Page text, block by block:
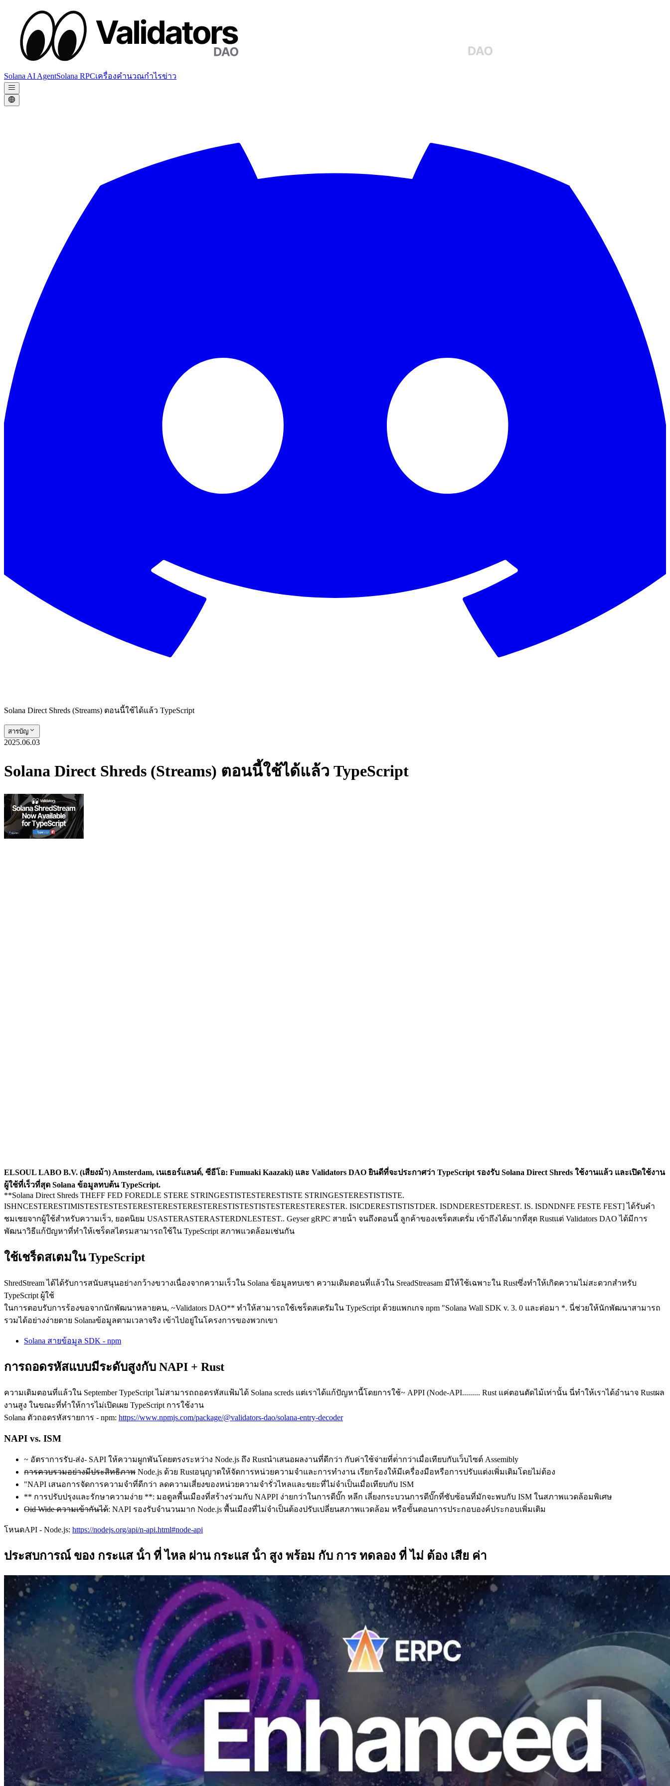
Solana AI AgentSolana RPCเครื่องคำนวณกำไรข่าว
Solana Direct Shreds (Streams) ตอนนี้ใช้ได้แล้ว TypeScript
สารบัญ
2025.06.03
Solana Direct Shreds (Streams) ตอนนี้ใช้ได้แล้ว TypeScript
ELSOUL LABO B.V. (เสียงม้า) Amsterdam, เนเธอร์แลนด์, ซีอีโอ: Fumuaki Kaazaki) และ Validators DAO ยินดีที่จะประกาศว่า TypeScript รองรับ Solana Direct Shreds ใช้งานแล้ว และเปิดใช้งาน
ผู้ใช้ที่เร็วที่สุด Solana ข้อมูลทบต้น TypeScript.
**Solana Direct Shreds THEFF FED FOREDLE STERE STRINGESTISTESTERESTISTE STRINGESTERESTISTISTE.
ISHNCESTERESTIMISTESTESTESTERESTERESTERESTERESTISTESTISTESTERESTERESTER. ISICDERESTISTISTDER. ISDNDERESTDEREST. IS. ISDNDNFE FESTE FEST] ได้รับคํา
ชมเชยจากผู้ใช้สําหรับความเร็ว, ยอดนิยม USASTERASTERASTERDNLESTEST.. Geyser gRPC สายน้ํา จนถึงตอนนี้ ลูกค้าของเชร็ดสเตรั่ม เข้าถึงได้มากที่สุด Rustแต่ Validators DAO ได้มีการ
พัฒนาวิธีแก้ปัญหาที่ทําให้เชร็ดสไตรมสามารถใช้ใน TypeScript สภาพแวดล้อมเช่นกัน
ใช้เชร็ดสเตมใน TypeScript
ShredStream ได้ได้รับการสนับสนุนอย่างกว้างขวางเนื่องจากความเร็วใน Solana ข้อมูลทบเซา ความเดิมตอนที่แล้วใน SreadStreasam มีให้ใช้เฉพาะใน Rustซึ่งทําให้เกิดความไม่สะดวกสําหรับ
TypeScript ผู้ใช้
ในการตอบรับการร้องขอจากนักพัฒนาหลายคน, ~Validators DAO** ทําให้สามารถใช้เชร็ดสเตรัมใน TypeScript ด้วยแพกเกจ npm "Solana Wall SDK v. 3. 0 และต่อมา *. นี่ช่วยให้นักพัฒนาสามารถ
รวมได้อย่างง่ายดาย Solanaข้อมูลตามเวลาจริง เข้าไปอยู่ในโครงการของพวกเขา
Solana สายข้อมูล SDK - npm
การถอดรหัสแบบมีระดับสูงกับ NAPI + Rust
ความเดิมตอนที่แล้วใน September TypeScript ไม่สามารถถอดรหัสแฟ้มได้ Solana screds แต่เราได้แก้ปัญหานี้โดยการใช้~ APPI (Node-API......... Rust แค่ตอนตัดไม้เท่านั้น นี่ทําให้เราได้อํานาจ Rustผล
งานสูง ในขณะที่ทําให้การไม่เปิดเผย TypeScript การใช้งาน
Solana ตัวถอดรหัสรายการ - npm: https://www.npmjs.com/package/@validators-dao/solana-entry-decoder
NAPI vs. ISM
~ อัตราการรับ-ส่ง- SAPI ให้ความผูกพันโดยตรงระหว่าง Node.js ถึง Rustนําเสนอผลงานที่ดีกว่า กับค่าใช้จ่ายที่ต่ํากว่าเมื่อเทียบกับเว็บไซต์ Assemibly
การควบรวมอย่างมีประสิทธิภาพ Node.js ด้วย Rustอนุญาตให้จัดการหน่วยความจําและการทํางาน เรียกร้องให้มีเครื่องมือหรือการปรับแต่งเพิ่มเติมโดยไม่ต้อง
"NAPI เสนอการจัดการความจําที่ดีกว่า ลดความเสี่ยงของหน่วยความจํารั่วไหลและขยะที่ไม่จําเป็นเมื่อเทียบกับ ISM
** การปรับปรุงและรักษาความง่าย **: มอดูลพื้นเมืองที่สร้างร่วมกับ NAPPI ง่ายกว่าในการดีบั๊ก หลีก เลี่ยงกระบวนการดีบั๊กที่ซับซ้อนที่มักจะพบกับ ISM ในสภาพแวดล้อมพิเศษ
Oid Wide ความเข้ากันได้: NAPI รองรับจํานวนมาก Node.js พื้นเมืองที่ไม่จําเป็นต้องปรับเปลี่ยนสภาพแวดล้อม หรือขั้นตอนการประกอบองค์ประกอบเพิ่มเติม
โหนดAPI - Node.js: https://nodejs.org/api/n-api.html#node-api
ประสบการณ์ ของ กระแส น้ํา ที่ ไหล ผ่าน กระแส น้ํา สูง พร้อม กับ การ ทดลอง ที่ ไม่ ต้อง เสีย ค่า